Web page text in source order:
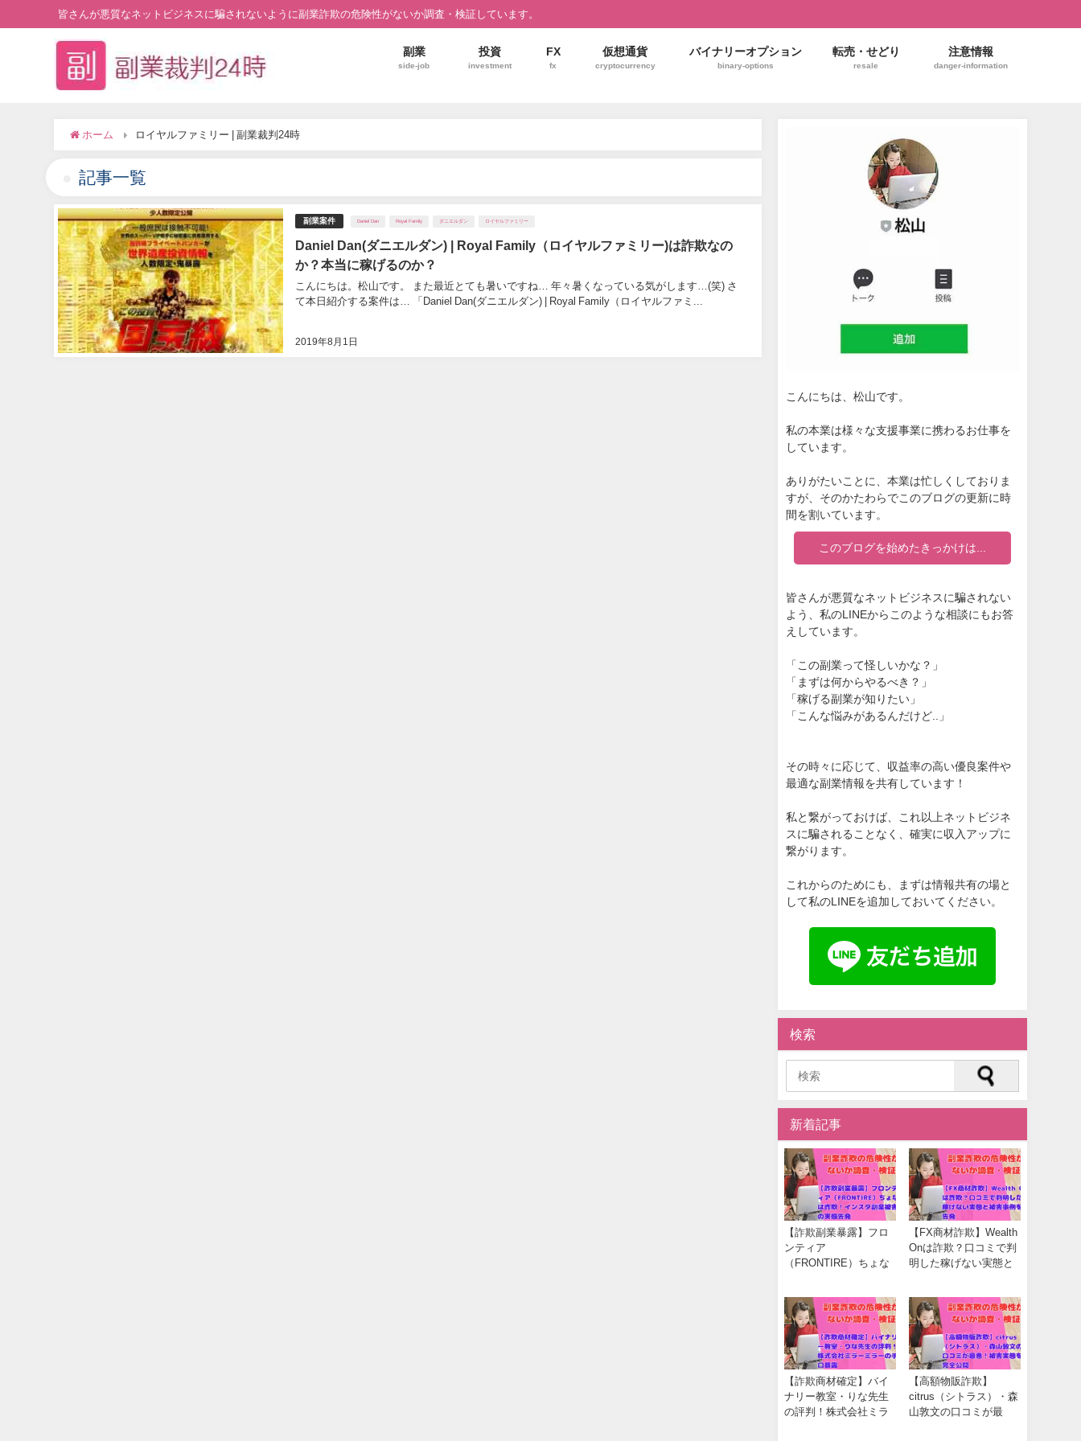
皆さんが悪質なネットビジネスに騙されないように副業詐欺の危険性がないか調査・検証しています。
副業
side-job
投資
investment
FX
fx
仮想通貨
cryptocurrency
バイナリーオプション
binary-options
転売・せどり
resale
注意情報
danger-information
ホーム ロイヤルファミリー | 副業裁判24時
記事一覧
副業案件 Daniel Dan Royal Family ダニエルダン ロイヤルファミリー
Daniel Dan(ダニエルダン) | Royal Family（ロイヤルファミリー)は詐欺なの
か？本当に稼げるのか？
2019年8月1日
こんにちは。松山です。 また最近とても暑いですね… 年々暑くなっている気がします…(笑) さ
て本日紹介する案件は… 「Daniel Dan(ダニエルダン) | Royal Family（ロイヤルファミ...
こんにちは、松山です。
私の本業は様々な支援事業に携わるお仕事を
しています。
ありがたいことに、本業は忙しくしておりま
すが、そのかたわらでこのブログの更新に時
間を割いています。
このブログを始めたきっかけは...
皆さんが悪質なネットビジネスに騙されない
よう、私のLINEからこのような相談にもお答
えしています。
「この副業って怪しいかな？」
「まずは何からやるべき？」
「稼げる副業が知りたい」
「こんな悩みがあるんだけど..」
その時々に応じて、収益率の高い優良案件や
最適な副業情報を共有しています！
私と繋がっておけば、これ以上ネットビジネ
スに騙されることなく、確実に収入アップに
繋がります。
これからのためにも、まずは情報共有の場と
して私のLINEを追加しておいてください。
検索
新着記事
【詐欺副業暴露】フロ
ンティア
（FRONTIRE）ちょな
【FX商材詐欺】Wealth
Onは詐欺？口コミで判
明した稼げない実態と
【詐欺商材確定】バイ
ナリー教室・りな先生
の評判！株式会社ミラ
【高額物販詐欺】
citrus（シトラス）・森
山敦文の口コミが最